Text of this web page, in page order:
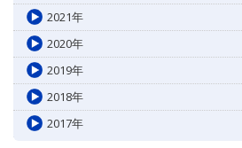
2021年
2020年
2019年
2018年
2017年